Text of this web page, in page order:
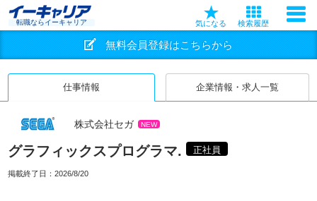
転職ならイーキャリア 気になる 検索履歴
無料会員登録はこちらから
仕事情報 企業情報・求人一覧
株式会社セガ NEW
グラフィックスプログラマ. 正社員
掲載終了日： 2026/8/20